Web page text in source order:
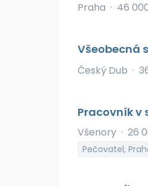
Praha · 46
Všeobecná
Český Dub ·
Pracovník v
Všenory · 26
Pečovatel,